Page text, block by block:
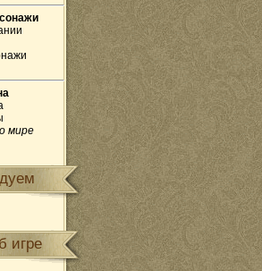
мире
игре